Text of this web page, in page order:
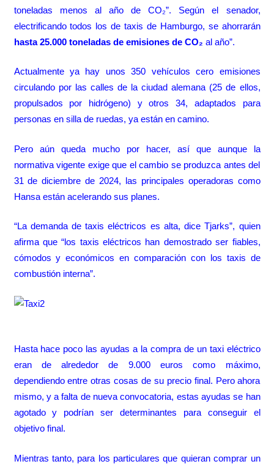
toneladas menos al año de CO₂”. Según el senador,
electrificando todos los de taxis de Hamburgo, se ahorrarán
hasta 25.000 toneladas de emisiones de CO₂ al año”.
Actualmente ya hay unos 350 vehículos cero emisiones
circulando por las calles de la ciudad alemana (25 de ellos,
propulsados por hidrógeno) y otros 34, adaptados para
personas en silla de ruedas, ya están en camino.
Pero aún queda mucho por hacer, así que aunque la
normativa vigente exige que el cambio se produzca antes del
31 de diciembre de 2024, las principales operadoras como
Hansaestán acelerando sus planes.
“La demanda de taxis eléctricos es alta, dice Tjarks”, quien
afirma que “los taxis eléctricos han demostrado ser fiables,
cómodos y económicos en comparación con los taxis de
combustión interna”.
Hasta hace poco las ayudas a la compra de un taxi eléctrico
eran de alrededor de 9.000 euros como máximo,
dependiendo entre otras cosas de su precio final. Pero ahora
mismo, y a falta de nueva convocatoria, estas ayudas se han
agotadoy podrían ser determinantes para conseguir el
objetivo final.
Mientras tanto, para los particulares que quierancomprar un